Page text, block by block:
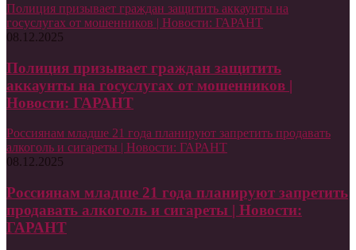
Полиция призывает граждан защитить аккаунты на
госуслугах от мошенников | Новости: ГАРАНТ
08.12.2025
Полиция призывает граждан защитить
аккаунты на госуслугах от мошенников |
Новости: ГАРАНТ
Россиянам младше 21 года планируют запретить продавать
алкоголь и сигареты | Новости: ГАРАНТ
08.12.2025
Россиянам младше 21 года планируют запретить
продавать алкоголь и сигареты | Новости:
ГАРАНТ